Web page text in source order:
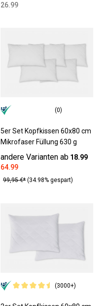
26.99
(0)
5er Set Kopfkissen 60x80 cm
Mikrofaser Füllung 630 g
andere Varianten ab 18.99
64.99
99,95 €* (34.98% gespart)
(3000+)